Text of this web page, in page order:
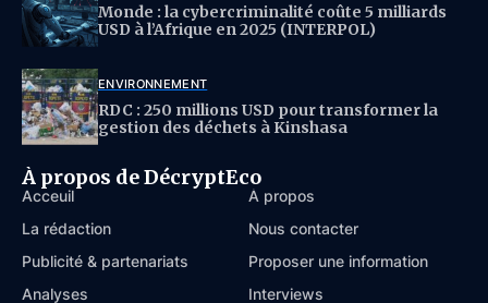
Monde : la cybercriminalité coûte 5 milliards
USD à l’Afrique en 2025 (INTERPOL)
ENVIRONNEMENT
RDC : 250 millions USD pour transformer la
gestion des déchets à Kinshasa
À propos de DécryptEco
Acceuil
À propos
La rédaction
Nous contacter
Publicité & partenariats
Proposer une information
Analyses
Interviews